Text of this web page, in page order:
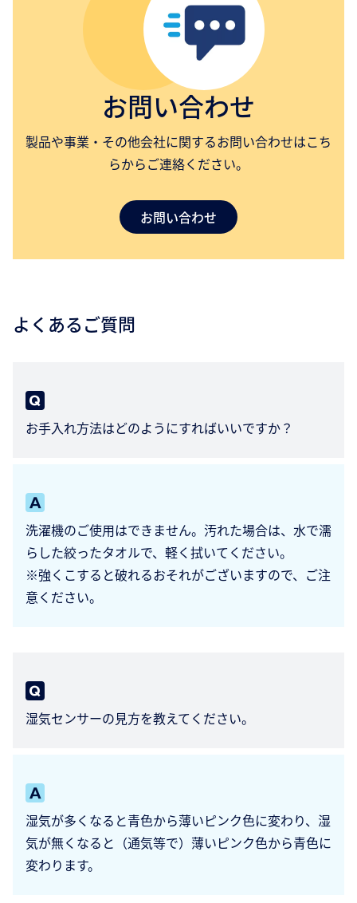
お問い合わせ
製品や事業・その他会社に関するお問い合わせはこち
らからご連絡ください。
お問い合わせ
よくあるご質問
お手入れ方法はどのようにすればいいですか？
洗濯機のご使用はできません。汚れた場合は、水で濡
らした絞ったタオルで、軽く拭いてください。
※強くこすると破れるおそれがございますので、ご注
意ください。
湿気センサーの見方を教えてください。
湿気が多くなると青色から薄いピンク色に変わり、湿
気が無くなると（通気等で）薄いピンク色から青色に
変わります。